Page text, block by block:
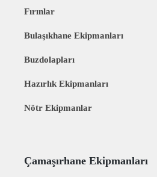
Fırınlar
Bulaşıkhane Ekipmanları
Buzdolapları
Hazırlık Ekipmanları
Nötr Ekipmanlar
Çamaşırhane Ekipmanları